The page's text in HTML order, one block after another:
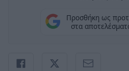
Προσθήκη ως
στα